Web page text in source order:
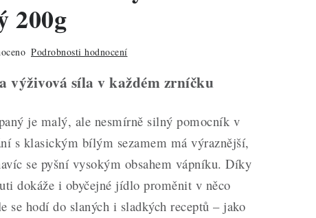
200g
Podrobnosti hodnocení
výživová síla v každém zrníčku
je malý, ale nesmírně silný pomocník v
s klasickým bílým sezamem má výraznější,
se pyšní vysokým obsahem vápníku. Díky
dokáže i obyčejné jídlo proměnit v něco
se hodí do slaných i sladkých receptů – jako